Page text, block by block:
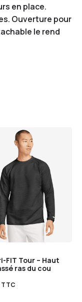
en place.
Ouverture pour
le rend
FIT Tour – Haut
ras du cou
TTC